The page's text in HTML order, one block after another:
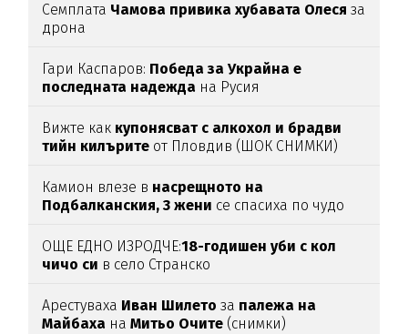
Семплата Чамова привика хубавата Олеся за
дрона
Гари Каспаров: Победа за Украйна е
последната надежда на Русия
Вижте как купонясват с алкохол и брадви
тийн килърите от Пловдив (ШОК СНИМКИ)
Камион влезе в насрещното на
Подбалканския, 3 жени се спасиха по чудо
ОЩЕ ЕДНО ИЗРОДЧЕ:18-годишен уби с кол
чичо си в село Странско
Арестуваха Иван Шилетоза палежа на
Майбаха наМитьо Очите (снимки)